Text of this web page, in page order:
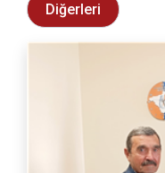
Diğerleri